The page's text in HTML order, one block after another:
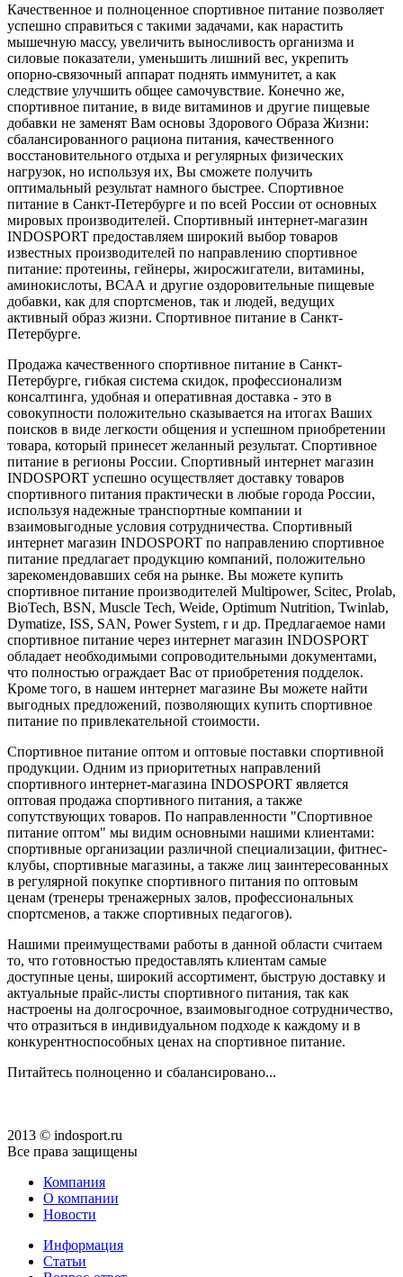
Качественное и полноценное спортивное питание позволяет
успешно справиться с такими задачами, как нарастить
мышечную массу, увеличить выносливость организма и
силовые показатели, уменьшить лишний вес, укрепить
опорно-связочный аппарат поднять иммунитет, а как
следствие улучшить общее самочувствие. Конечно же,
спортивное питание, в виде витаминов и другие пищевые
добавки не заменят Вам основы Здорового Образа Жизни:
сбалансированного рациона питания, качественного
восстановительного отдыха и регулярных физических
нагрузок, но используя их, Вы сможете получить
оптимальный результат намного быстрее. Спортивное
питание в Санкт-Петербурге и по всей России от основных
мировых производителей. Спортивный интернет-магазин
INDOSPORT предоставляем широкий выбор товаров
известных производителей по направлению спортивное
питание: протеины, гейнеры, жиросжигатели, витамины,
аминокислоты, ВСАА и другие оздоровительные пищевые
добавки, как для спортсменов, так и людей, ведущих
активный образ жизни. Спортивное питание в Санкт-
Петербурге.
Продажа качественного спортивное питание в Санкт-
Петербурге, гибкая система скидок, профессионализм
консалтинга, удобная и оперативная доставка - это в
совокупности положительно сказывается на итогах Ваших
поисков в виде легкости общения и успешном приобретении
товара, который принесет желанный результат. Спортивное
питание в регионы России. Спортивный интернет магазин
INDOSPORT успешно осуществляет доставку товаров
спортивного питания практически в любые города России,
используя надежные транспортные компании и
взаимовыгодные условия сотрудничества. Спортивный
интернет магазин INDOSPORT по направлению спортивное
питание предлагает продукцию компаний, положительно
зарекомендовавших себя на рынке. Вы можете купить
спортивное питание производителей Multipower, Scitec, Prolab,
BioTech, BSN, Muscle Tech, Weide, Optimum Nutrition, Twinlab,
Dymatize, ISS, SAN, Power System, r и др. Предлагаемое нами
спортивное питание через интернет магазин INDOSPORT
обладает необходимыми сопроводительными документами,
что полностью ограждает Вас от приобретения подделок.
Кроме того, в нашем интернет магазине Вы можете найти
выгодных предложений, позволяющих купить спортивное
питание по привлекательной стоимости.
Спортивное питание оптом и оптовые поставки спортивной
продукции. Одним из приоритетных направлений
спортивного интернет-магазина INDOSPORT является
оптовая продажа спортивного питания, а также
сопутствующих товаров. По направленности "Спортивное
питание оптом" мы видим основными нашими клиентами:
спортивные организации различной специализации, фитнес-
клубы, спортивные магазины, а также лиц заинтересованных
в регулярной покупке спортивного питания по оптовым
ценам (тренеры тренажерных залов, профессиональных
спортсменов, а также спортивных педагогов).
Нашими преимуществами работы в данной области считаем
то, что готовностью предоставлять клиентам самые
доступные цены, широкий ассортимент, быструю доставку и
актуальные прайс-листы спортивного питания, так как
настроены на долгосрочное, взаимовыгодное сотрудничество,
что отразиться в индивидуальном подходе к каждому и в
конкурентноспособных ценах на спортивное питание.
Питайтесь полноценно и сбалансировано...
2013 © indosport.ru
Все права защищены
Компания
О компании
Новости
Информация
Статьи